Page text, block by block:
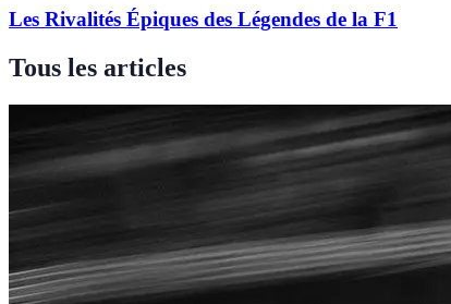
Les Rivalités Épiques des Légendes de la F1
Tous les articles